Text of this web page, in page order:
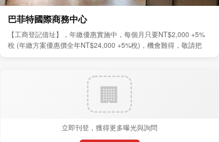
巴菲特國際商務中心
【工商登記借址】，年繳優惠實施中，每個月只要NT$2,000 +5%
稅 (年繳方案優惠價全年NT$24,000 +5%稅)，機會難得，敬請把
立即刊登，獲得更多曝光與詢問